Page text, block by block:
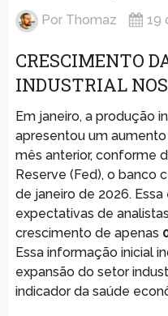
Por Thomaz 19
CRESCIMENTO
INDUSTRIAL
Em janeiro, a produção
apresentou um
mês anterior, conforme
Reserve (Fed), o banco
de janeiro de 2026.
expectativas de
crescimento de apenas
Essa informação inicial
expansão do setor
indicador da saúde